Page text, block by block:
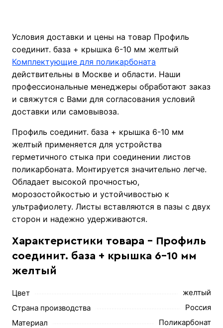
Условия доставки и цены на товар Профиль
соединит. база + крышка 6-10 мм желтый
Комплектующие для поликарбоната
действительны в Москве и области. Наши
профессиональные менеджеры обработают заказ
и свяжутся с Вами для согласования условий
доставки или самовывоза.
Профиль соединит. база + крышка 6-10 мм
желтый применяется для устройства
герметичного стыка при соединении листов
поликарбоната. Монтируется значительно легче.
Обладает высокой прочностью,
морозостойкостью и устойчивостью к
ультрафиолету. Листы вставляются в пазы с двух
сторон и надежно удерживаются.
Характеристики товара - Профиль
соединит. база + крышка 6-10 мм
желтый
Цвет
желтый
Страна производства
Россия
Материал
Поликарбонат